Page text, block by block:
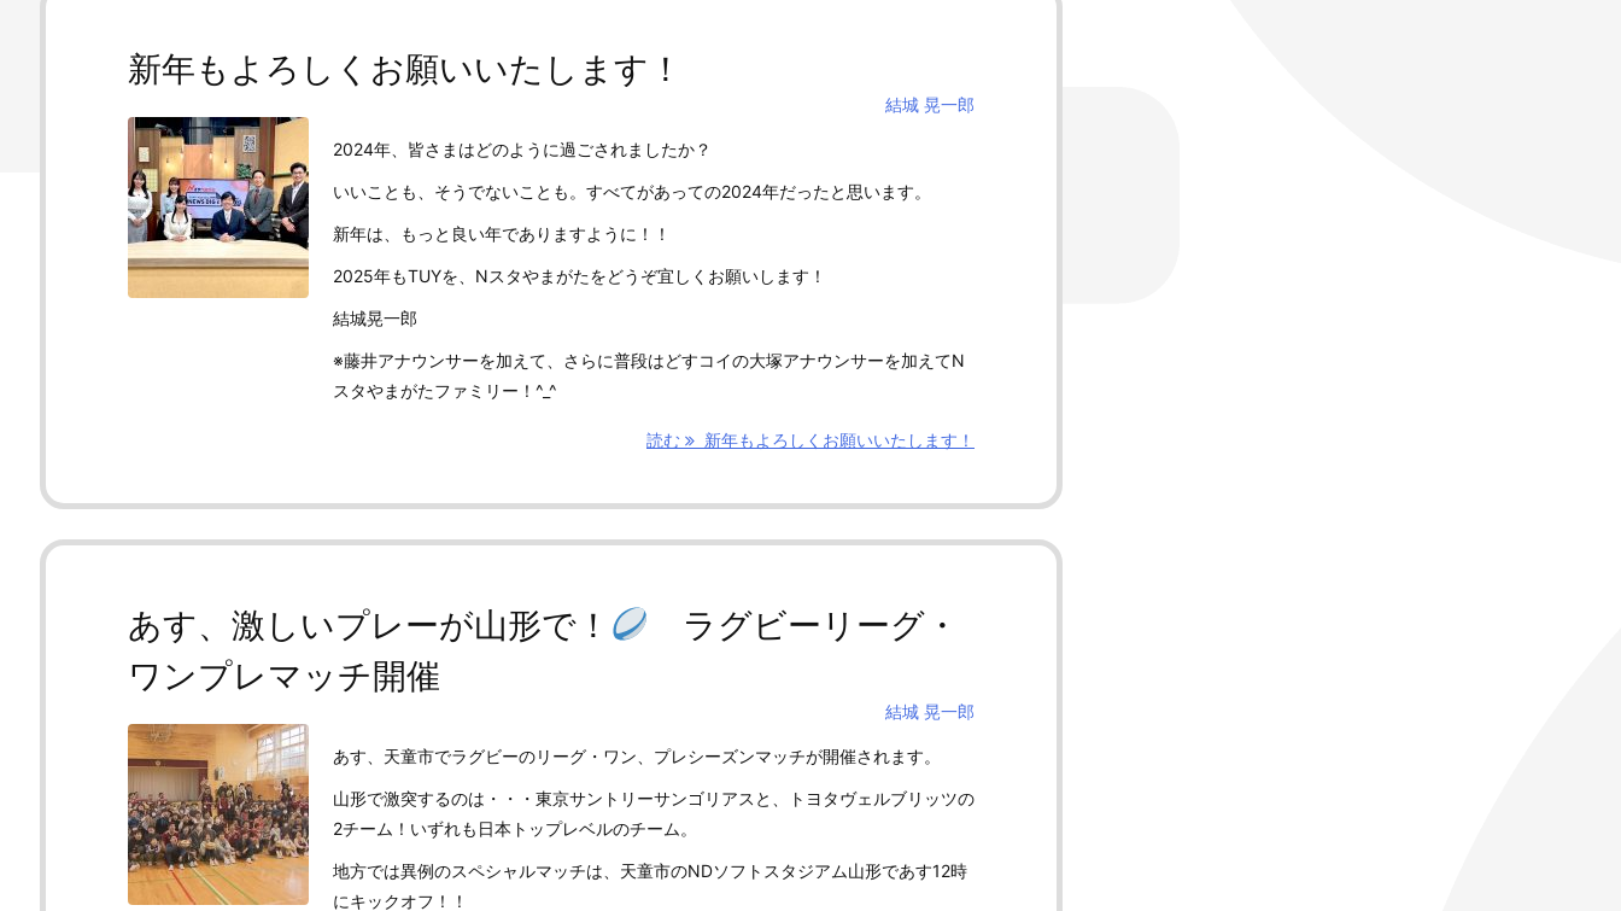
新年もよろしくお願いいたします！
結城 晃一郎
2024年、皆さまはどのように過ごされましたか？
いいことも、そうでないことも。すべてがあっての2024年だったと思います。
新年は、もっと良い年でありますように！！
2025年もTUYを、Nスタやまがたをどうぞ宜しくお願いします！
結城晃一郎
※藤井アナウンサーを加えて、さらに普段はどすコイの大塚アナウンサーを加えてN
スタやまがたファミリー！^_^
読む 新年もよろしくお願いいたします！
あす、激しいプレーが山形で！
ラグビーリーグ・
ワンプレマッチ開催
結城 晃一郎
あす、天童市でラグビーのリーグ・ワン、プレシーズンマッチが開催されます。
山形で激突するのは・・・東京サントリーサンゴリアスと、トヨタヴェルブリッツの
2チーム！いずれも日本トップレベルのチーム。
地方では異例のスペシャルマッチは、天童市のNDソフトスタジアム山形であす12時
にキックオフ！！